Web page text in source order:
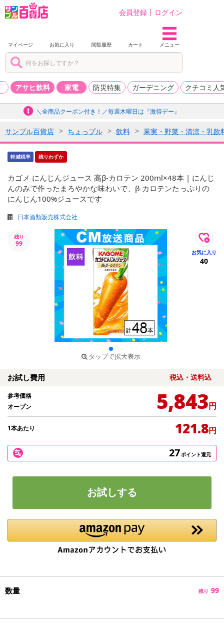
会員登録 ログイン
マイページ お気に入り 閲覧履歴 カート メニュー
アサヒ飲料 家電 防災特集 ガーデニング クチコミ人
＼全商品クーポン付き！／毎週木曜日は『激得デー』
サンプル百貨店 ちょっプル 飲料 果実・野菜・清涼・乳飲
軽減税率 残りわずか
カゴメ にんじんジュース 高β-カロテン 200ml×48本 | にんじ
んのみで作ったまろやかな味わいで、β-カロテンたっぷりの
にんじん100%ジュースです
日本酒類販売株式会社
残り
99
タップで拡大表示
40
お試し費用 税込・送料込
参考価格
オープン
5,843円
1本あたり 121.8円
27ポイント還元
お試しする
数量 残り 99